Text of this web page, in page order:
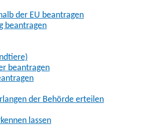
der EU beantragen
beantragen
beantragen
der Behörde erteilen
lassen